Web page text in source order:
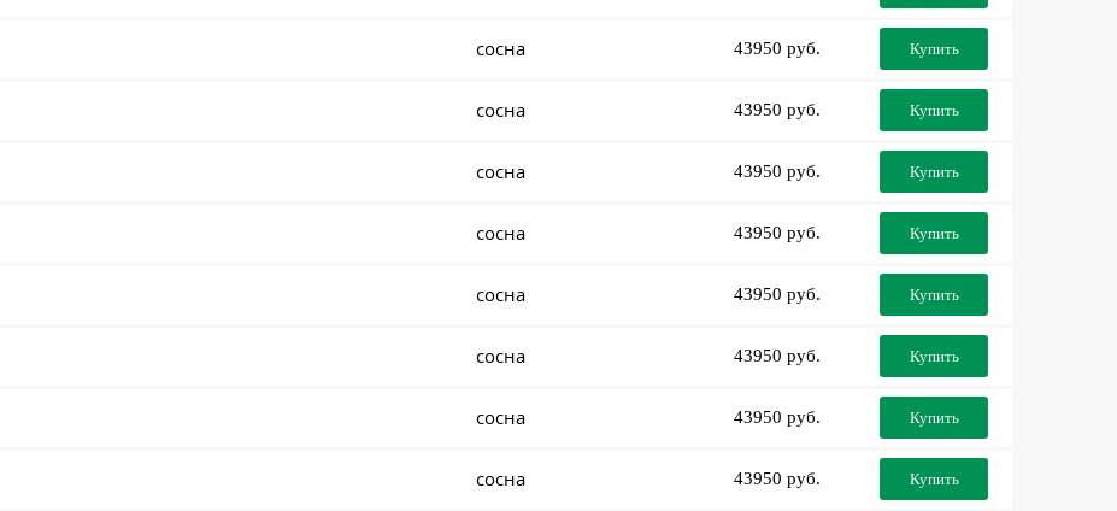
сосна 43950 руб. Купить
сосна 43950 руб. Купить
сосна 43950 руб. Купить
сосна 43950 руб. Купить
сосна 43950 руб. Купить
сосна 43950 руб. Купить
сосна 43950 руб. Купить
сосна 43950 руб. Купить